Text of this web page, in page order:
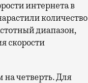
количество
диапазон,
скорости
на четверть. Для